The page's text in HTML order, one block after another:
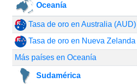
Oceanía
Tasa de oro en Australia (AUD)
Tasa de oro en Nueva Zelanda
Más países en Oceanía
Sudamérica